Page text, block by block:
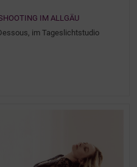
IM ALLGÄU
im Tageslichtstudio